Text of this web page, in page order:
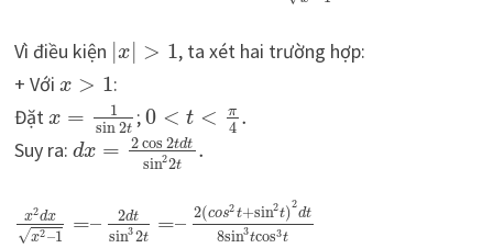
Vì điều kiện x > 1, ta xét hai trường hợp:
+ Với x > 1:
Đặt x =
1
sin 2t ;0 < t < π
4 .
Suy ra: dx = 2cos 2tdt
sin22t
.
x2dx
x2–1
√
=– 2dt
sin32t
=– 2(cos2t+sin2t)2
dt
8sin3tcos3t